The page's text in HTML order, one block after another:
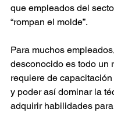
que empleados del
“rompan el molde”.
Para muchos
desconocido es todo un
requiere de
y poder así dominar la
adquirir habilidades